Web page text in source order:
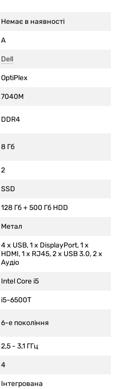
Немає в наявності
A
Dell
OptiPlex
7040M
DDR4
8 Гб
2
SSD
128 Гб + 500 Гб HDD
Метал
4 x USB, 1 x DisplayPort, 1 x
HDMI, 1 x RJ45, 2 x USB 3.0, 2 x
Аудіо
Intel Core i5
i5-6500T
6-е покоління
2,5 - 3,1 ГГц
4
Інтегрована